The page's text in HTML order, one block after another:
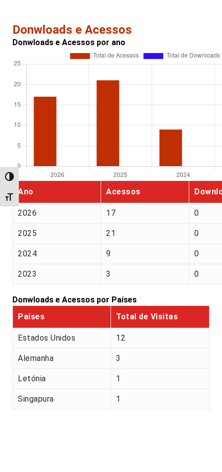
Alternar alto contraste
Alternar tamanho da fonte
Donwloads e Acessos
Donwloads e Acessos por ano
Ano Acessos
2026 17 0
2025 21 0
2024 9 0
2023 3 0
Donwloads e Acessos por Países
Países
Total de Visitas
Estados Unidos 12
Alemanha 3
Letónia 1
Singapura 1